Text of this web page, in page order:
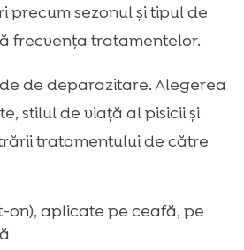
precum sezonul și tipul de
frecvența tratamentelor.
de deparazitare. Alegerea
stilul de viață al pisicii și
tratamentului de către
on), aplicate pe ceafă, pe